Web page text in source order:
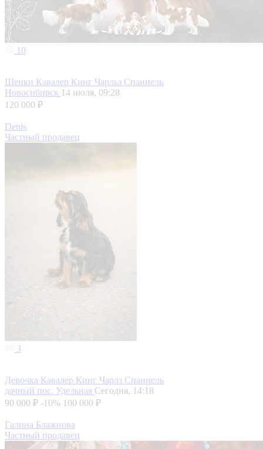
10
Щенки Кавалер Кинг Чарльз Спаниель
Новосибирск 14 июля, 09:28
120 000 ₽
Denis
Частный продавец
3
Девочка Кавалер Кинг Чарлз Спаниель
дачный пос. Удельная Сегодня, 14:18
90 000 ₽ -10% 100 000 ₽
Галина Блажнова
Частный продавец